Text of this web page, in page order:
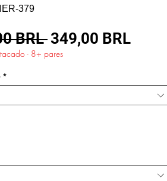
379
BRL Precio
349,00 BRLPrecio
- 8+ pares
*